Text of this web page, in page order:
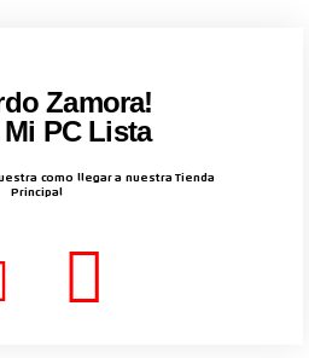
Zamora!
PC Lista
como llegar a nuestra Tienda
Principal